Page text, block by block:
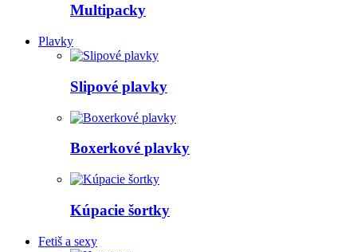
Multipacky
Plavky
Slipové plavky
Boxerkové plavky
Kúpacie šortky
Fetiš a sexy